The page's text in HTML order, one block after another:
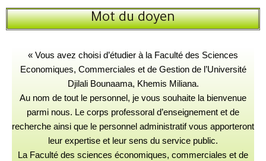
Mot du doyen
« Vous avez choisi d’étudier à la Faculté des Sciences
Economiques, Commerciales et de Gestion de l’Université
Djilali Bounaama, Khemis Miliana.
Au nom de tout le personnel, je vous souhaite la bienvenue
parmi nous. Le corps professoral d’enseignement et de
recherche ainsi que le personnel administratif vous apporteront
leur expertise et leur sens du service public.
La Faculté des sciences économiques, commerciales et de